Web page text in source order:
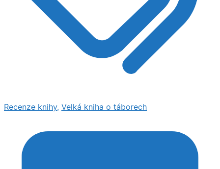
Recenze knihy, Velká kniha o táborech